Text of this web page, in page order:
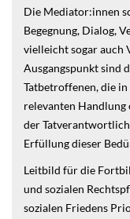
Die Mediator:innen
Begegnung, Dialog,
vielleicht sogar auch
Ausgangspunkt sind
Tatbetroffenen, die
relevanten Handlung
der
Erfüllung dieser
Leitbild für die
und sozialen
sozialen Friedens